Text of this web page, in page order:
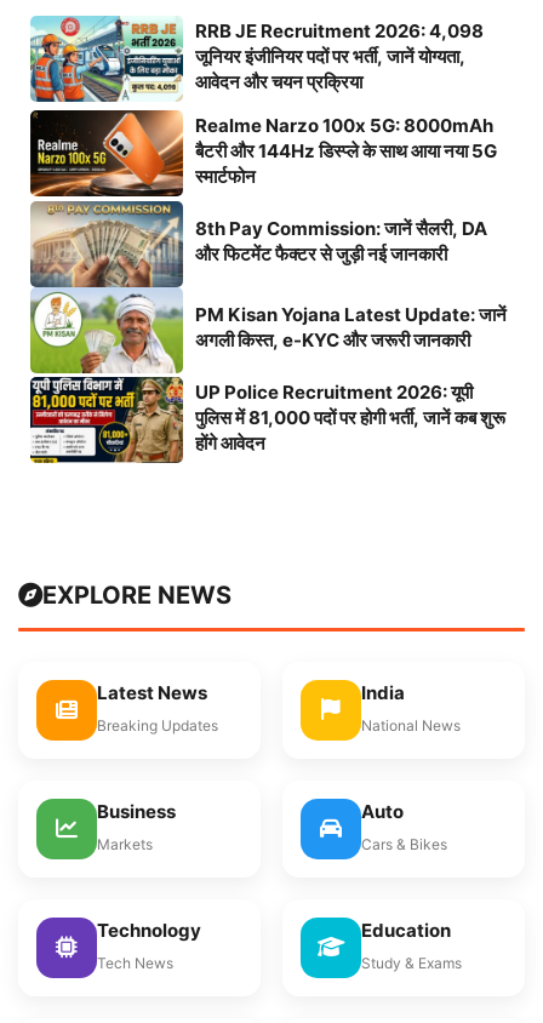
RRB JE Recruitment 2026: 4,098
जूनियर इंजीनियर पदों पर भर्ती, जानें योग्यता,
आवेदन और चयन प्रक्रिया
Realme Narzo 100x 5G: 8000mAh
बैटरी और 144Hz डिस्प्ले के साथ आया नया 5G
स्मार्टफोन
8th Pay Commission: जानें सैलरी, DA
और फिटमेंट फैक्टर से जुड़ी नई जानकारी
PM Kisan Yojana Latest Update: जानें
अगली किस्त, e-KYC और जरूरी जानकारी
UP Police Recruitment 2026: यूपी
पुलिस में 81,000 पदों पर होगी भर्ती, जानें कब शुरू
होंगे आवेदन
EXPLORE NEWS
Latest News
Breaking Updates
India
National News
Business
Markets
Auto
Cars & Bikes
Technology
Tech News
Education
Study & Exams